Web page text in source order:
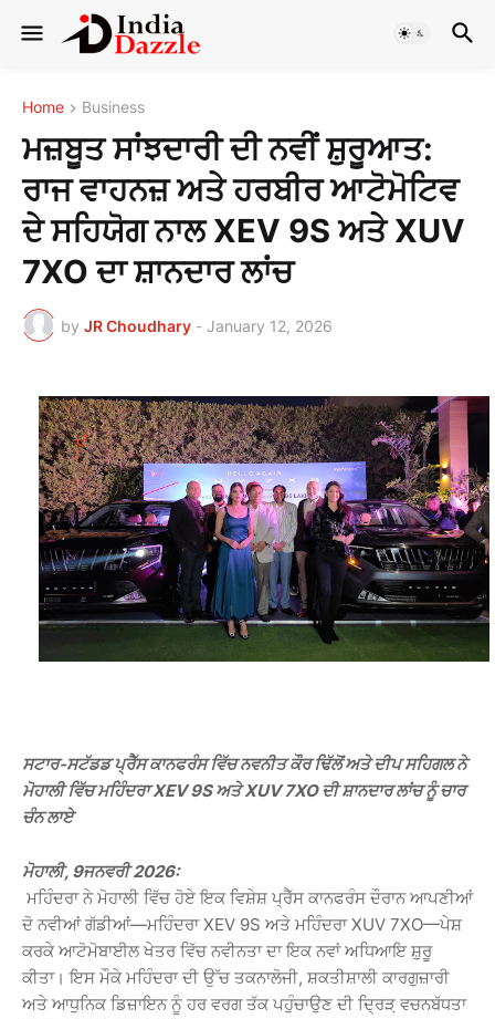
Home Business
ਮਜ਼ਬੂਤ ਸਾਂਝਦਾਰੀ ਦੀ ਨਵੀਂ ਸ਼ੁਰੂਆਤ:
ਰਾਜ ਵਾਹਨਜ਼ ਅਤੇ ਹਰਬੀਰ ਆਟੋਮੋਟਿਵ
ਦੇ ਸਹਿਯੋਗ ਨਾਲ XEV 9S ਅਤੇ XUV
7XO ਦਾ ਸ਼ਾਨਦਾਰ ਲਾਂਚ
by JR Choudhary - January 12, 2026
ਸਟਾਰ-ਸਟੱਡਡ ਪ੍ਰੈੱਸ ਕਾਨਫਰੰਸ ਵਿੱਚ ਨਵਨੀਤ ਕੌਰ ਢਿੱਲੋਂ ਅਤੇ ਦੀਪ ਸਹਿਗਲ ਨੇ
ਮੋਹਾਲੀ ਵਿੱਚ ਮਹਿੰਦਰਾ XEV 9S ਅਤੇ XUV 7XO ਦੀ ਸ਼ਾਨਦਾਰ ਲਾਂਚ ਨੂੰ ਚਾਰ
ਚੰਨ ਲਾਏ
ਮੋਹਾਲੀ, 9ਜਨਵਰੀ 2026:
ਮਹਿੰਦਰਾ ਨੇ ਮੋਹਾਲੀ ਵਿੱਚ ਹੋਏ ਇਕ ਵਿਸ਼ੇਸ਼ ਪ੍ਰੈੱਸ ਕਾਨਫਰੰਸ ਦੌਰਾਨ ਆਪਣੀਆਂ
ਦੋ ਨਵੀਆਂ ਗੱਡੀਆਂ—ਮਹਿੰਦਰਾ XEV 9S ਅਤੇ ਮਹਿੰਦਰਾ XUV 7XO—ਪੇਸ਼
ਕਰਕੇ ਆਟੋਮੋਬਾਈਲ ਖੇਤਰ ਵਿੱਚ ਨਵੀਨਤਾ ਦਾ ਇਕ ਨਵਾਂ ਅਧਿਆਇ ਸ਼ੁਰੂ
ਕੀਤਾ। ਇਸ ਮੌਕੇ ਮਹਿੰਦਰਾ ਦੀ ਉੱਚ ਤਕਨਾਲੋਜੀ, ਸ਼ਕਤੀਸ਼ਾਲੀ ਕਾਰਗੁਜ਼ਾਰੀ
ਅਤੇ ਆਧੁਨਿਕ ਡਿਜ਼ਾਇਨ ਨੂੰ ਹਰ ਵਰਗ ਤੱਕ ਪਹੁੰਚਾਉਣ ਦੀ ਦ੍ਰਿੜ਼ ਵਚਨਬੱਧਤਾ